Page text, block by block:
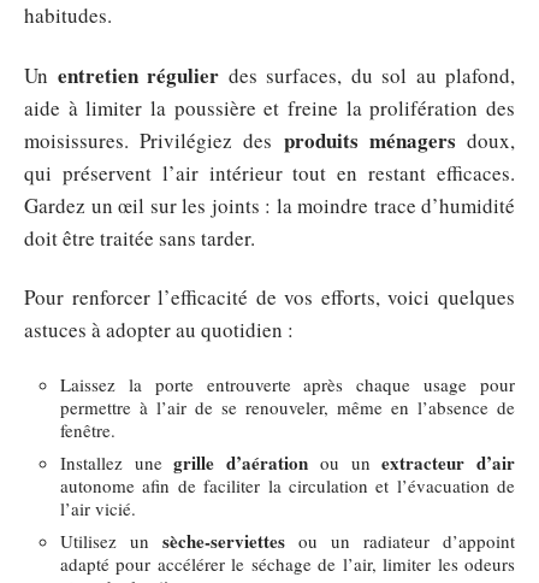
habitudes.
Un entretien régulier des surfaces, du sol au plafond,
aide à limiter la poussière et freine la prolifération des
moisissures. Privilégiez des produits ménagers doux,
qui préservent l’air intérieur tout en restant efficaces.
Gardez un œil sur les joints : la moindre trace d’humidité
doit être traitée sans tarder.
Pour renforcer l’efficacité de vos efforts, voici quelques
astuces à adopter au quotidien :
Laissez la porte entrouverte après chaque usage pour
permettre à l’air de se renouveler, même en l’absence de
fenêtre.
Installez unegrille d’aération ou unextracteur d’air
autonome afin de faciliter la circulation et l’évacuation de
l’air vicié.
Utilisez un sèche-serviettes ou un radiateur d’appoint
adapté pour accélérer le séchage de l’air, limiter les odeurs